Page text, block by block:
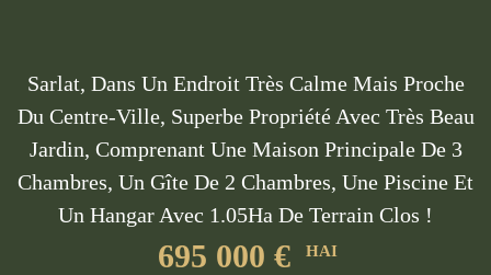
Sarlat, Dans Un Endroit Très Calme Mais Proche
Du Centre-Ville, Superbe Propriété Avec Très Beau
Jardin, Comprenant Une Maison Principale De 3
Chambres, Un Gîte De 2 Chambres, Une Piscine Et
Un Hangar Avec 1.05Ha De Terrain Clos !
695 000 € HAI